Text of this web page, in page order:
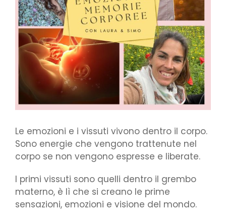
Le emozioni e i vissuti vivono dentro il corpo.
Sono energie che vengono trattenute nel
corpo se non vengono espresse e liberate.
I primi vissuti sono quelli dentro il grembo
materno, è lì che si creano le prime
sensazioni, emozioni e visione del mondo.